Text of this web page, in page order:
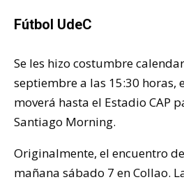
Fútbol UdeC
Se les hizo costumbre
septiembre a las 15:30 horas,
moverá hasta el Estadio CAP
Santiago Morning.
Originalmente, el encuentro
mañana sábado 7 en Collao.